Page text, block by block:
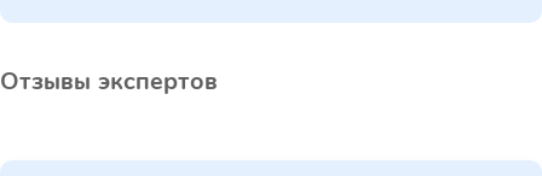
Отзывы экспертов